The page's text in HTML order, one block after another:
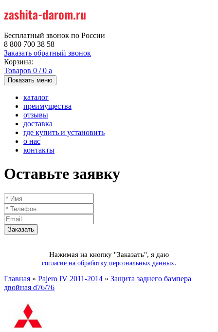
Бесплатный звонок по России
8 800 700 38 58
Заказать обратный звонок
Корзина:
Товаров 0 /0 a
Показать меню
каталог
преимущества
отзывы
доставка
где купить и установить
о нас
контакты
Оставьте заявку
Нажимая на кнопку "Заказать", я даю
согласие на обработку персональных данных.
Главная » Pajero IV 2011-2014 » Защита заднего бампера
двойная d76/76